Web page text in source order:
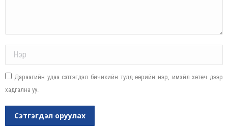
Дараагийн удаа сэтгэгдэл бичихийн тулд өөрийн нэр, имэйл хөтөч дээр
хадгална уу.
Сэтгэгдэл оруулах